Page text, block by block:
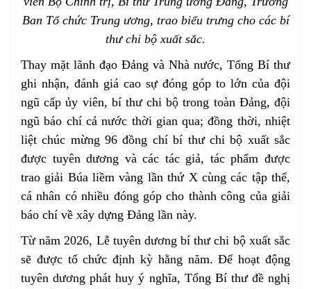
Ban Tổ chức Trung ương, trao biểu trưng cho các bí
thư chi bộ xuất sắc.
Thay mặt lãnh đạo Đảng và Nhà nước, Tổng Bí thư
ghi nhận, đánh giá cao sự đóng góp to lớn của đội
ngũ cấp ủy viên, bí thư chi bộ trong toàn Đảng, đội
ngũ báo chí cả nước thời gian qua; đồng thời, nhiệt
liệt chúc mừng 96 đồng chí bí thư chi bộ xuất sắc
được tuyên dương và các tác giả, tác phẩm được
trao giải Búa liềm vàng lần thứ X cùng các tập thể,
cá nhân có nhiều đóng góp cho thành công của giải
báo chí về xây dựng Đảng lần này.
Từ năm 2026, Lễ tuyên dương bí thư chi bộ xuất sắc
sẽ được tổ chức định kỳ hằng năm. Để hoạt động
tuyên dương phát huy ý nghĩa, Tổng Bí thư đề nghị